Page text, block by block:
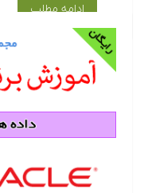
ادامه مطلب